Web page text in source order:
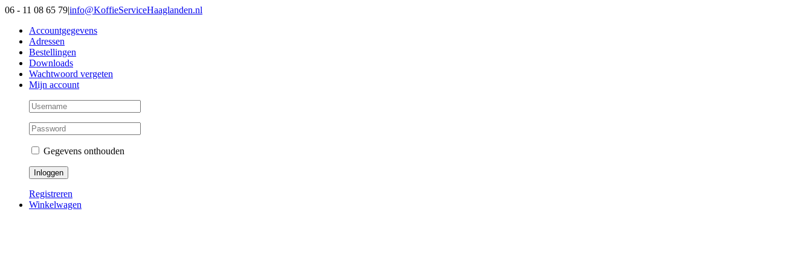
Ga
inhoud
06 - 11 08 65 79|info@KoffieServiceHaaglanden.nl
Accountgegevens
Adressen
Bestellingen
Downloads
Wachtwoord vergeten
Mijn account
Gegevens onthouden
Registreren
Winkelwagen